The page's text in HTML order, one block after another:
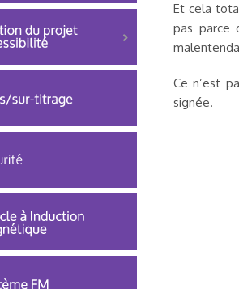
Et cela
pas parce
Ce n’est
signée.